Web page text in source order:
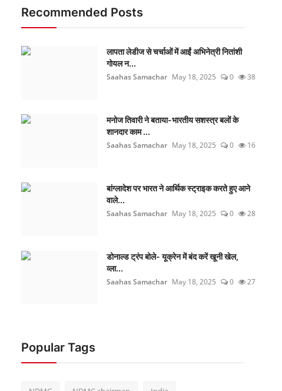
Recommended Posts
लापता लेडीज से चर्चाओं में आईं अभिनेत्री नितांशी
गोयल न...
Saahas Samachar May 18, 2025 0 38
मनोज तिवारी ने बताया-भारतीय सशस्त्र बलों के
शानदार काम ...
Saahas Samachar May 18, 2025 0 16
बांग्लादेश पर भारत ने आर्थिक स्ट्राइक करते हुए आने
वाले...
Saahas Samachar May 18, 2025 0 28
डोनाल्ड ट्रंप बोले- यूक्रेन में बंद करें खूनी खेल,
व्ला...
Saahas Samachar May 18, 2025 0 27
Popular Tags